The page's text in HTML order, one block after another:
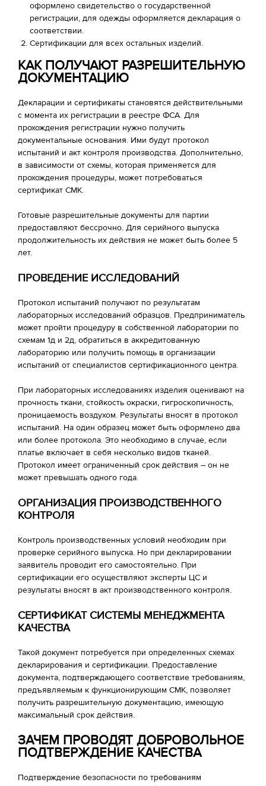
оформлено свидетельство о государственной
регистрации, для одежды оформляется декларация о
соответствии.
Сертификации для всех остальных изделий.
КАК ПОЛУЧАЮТ РАЗРЕШИТЕЛЬНУЮ
ДОКУМЕНТАЦИЮ
Декларации и сертификаты становятся действительными
с момента их регистрации в реестре ФСА. Для
прохождения регистрации нужно получить
документальные основания. Ими будут протокол
испытаний и акт контроля производства. Дополнительно,
в зависимости от схемы, которая применяется для
прохождения процедуры, может потребоваться
сертификат СМК.
Готовые разрешительные документы для партии
предоставляют бессрочно. Для серийного выпуска
продолжительность их действия не может быть более 5
лет.
ПРОВЕДЕНИЕ ИССЛЕДОВАНИЙ
Протокол испытаний получают по результатам
лабораторных исследований образцов. Предприниматель
может пройти процедуру в собственной лаборатории по
схемам 1д и 2д, обратиться в аккредитованную
лабораторию или получить помощь в организации
испытаний от специалистов сертификационного центра.
При лабораторных исследованиях изделия оценивают на
прочность ткани, стойкость окраски, гигроскопичность,
проницаемость воздухом. Результаты вносят в протокол
испытаний. На один образец может быть оформлено два
или более протокола. Это необходимо в случае, если
платье включает в себя несколько видов тканей.
Протокол имеет ограниченный срок действия – он не
может превышать одного года.
ОРГАНИЗАЦИЯ ПРОИЗВОДСТВЕННОГО
КОНТРОЛЯ
Контроль производственных условий необходим при
проверке серийного выпуска. Но при декларировании
заявитель проводит его самостоятельно. При
сертификации его осуществляют эксперты ЦС и
результаты вносят в акт производственного контроля.
СЕРТИФИКАТ СИСТЕМЫ МЕНЕДЖМЕНТА
КАЧЕСТВА
Такой документ потребуется при определенных схемах
декларирования и сертификации. Предоставление
документа, подтверждающего соответствие требованиям,
предъявляемым к функционирующим СМК, позволяет
получить разрешительную документацию, имеющую
максимальный срок действия.
ЗАЧЕМ ПРОВОДЯТ ДОБРОВОЛЬНОЕ
ПОДТВЕРЖДЕНИЕ КАЧЕСТВА
Подтверждение безопасности по требованиям